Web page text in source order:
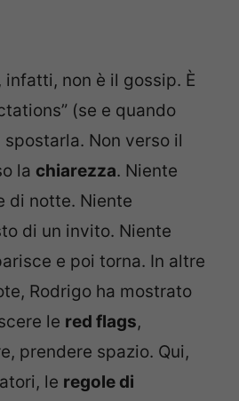
non è il gossip. È
(se e quando
Non verso il
la chiarezza. Niente
di notte. Niente
di un invito. Niente
e poi torna. In altre
Rodrigo ha mostrato
le red flags,
prendere spazio. Qui,
le regole di